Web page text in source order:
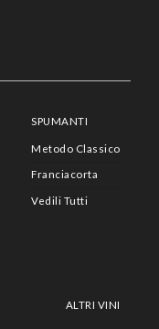
SPUMANTI
Metodo Classico
Franciacorta
Vedili Tutti
ALTRI VINI